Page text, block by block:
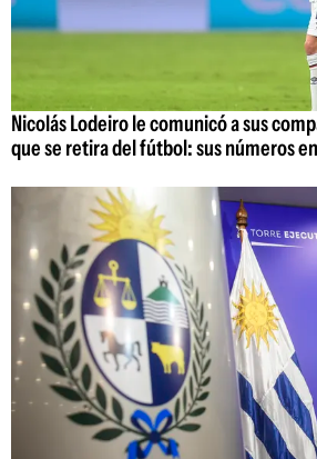
Nicolás Lodeiro le comunicó a sus
que se retira del fútbol: sus números